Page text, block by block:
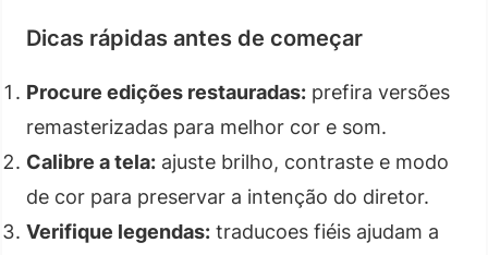
Dicas rápidas antes de começar
Procure edições restauradas: prefira versões
remasterizadas para melhor cor e som.
Calibre a tela: ajuste brilho, contraste e modo
de cor para preservar a intenção do diretor.
Verifique legendas: traducoes fiéis ajudam a